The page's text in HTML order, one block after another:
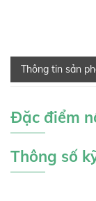
Thông tin sản
Đặc điểm
Thông số